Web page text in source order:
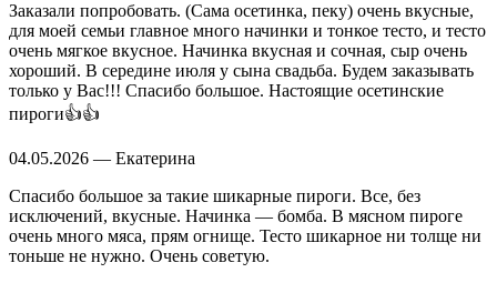
Заказали попробовать. (Сама осетинка, пеку) очень вкусные,
для моей семьи главное много начинки и тонкое тесто, и тесто
очень мягкое вкусное. Начинка вкусная и сочная, сыр очень
хороший. В середине июля у сына свадьба. Будем заказывать
только у Вас!!! Спасибо большое. Настоящие осетинские
пироги👍👍
04.05.2026 — Екатерина
Спасибо большое за такие шикарные пироги. Все, без
исключений, вкусные. Начинка — бомба. В мясном пироге
очень много мяса, прям огнище. Тесто шикарное ни толще ни
тоньше не нужно. Очень советую.